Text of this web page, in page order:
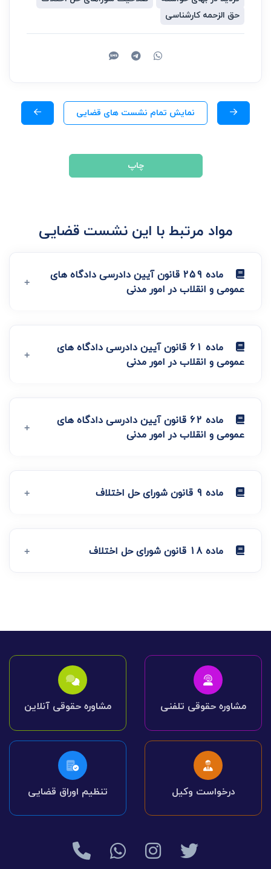
حق الزحمه کارشناسی
نمایش تمام نشست های قضایی
چاپ
مواد مرتبط با این نشست قضایی
ماده 259 قانون آیین دادرسی دادگاه های
عمومی و انقلاب در امور مدنی
ماده 61 قانون آیین دادرسی دادگاه های
عمومی و انقلاب در امور مدنی
ماده 62 قانون آیین دادرسی دادگاه های
عمومی و انقلاب در امور مدنی
ماده 9 قانون شورای حل اختلاف
ماده 18 قانون شورای حل اختلاف
مشاوره حقوقی تلفنی مشاوره حقوقی آنلاین
درخواست وکیل تنظیم اوراق قضایی